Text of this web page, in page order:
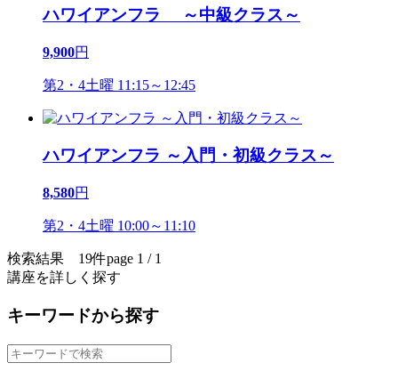
ハワイアンフラ ～中級クラス～
9,900円
第2・4土曜 11:15～12:45
ハワイアンフラ ～入門・初級クラス～
8,580円
第2・4土曜 10:00～11:10
検索結果 19件page 1 / 1
講座を詳しく探す
キーワードから探す